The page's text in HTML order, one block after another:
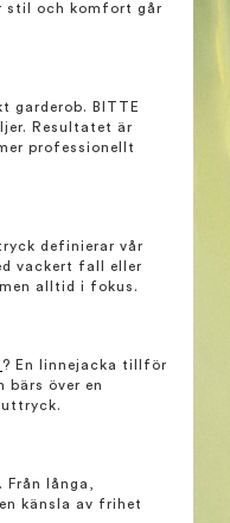
stil och komfort går
garderob. BITTE
Resultatet är
professionellt
definierar vår
vackert fall eller
alltid i fokus.
? En linnejacka tillför
över en
. Från långa,
känsla av frihet